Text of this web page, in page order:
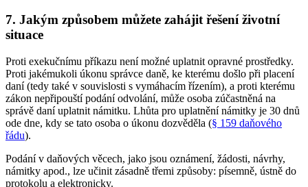
7. Jakým způsobem můžete zahájit řešení životní
situace
Proti exekučnímu příkazu není možné uplatnit opravné prostředky.
Proti jakémukoli úkonu správce daně, ke kterému došlo při placení
daní (tedy také v souvislosti s vymáhacím řízením), a proti kterému
zákon nepřipouští podání odvolání, může osoba zúčastněná na
správě daní uplatnit námitku. Lhůta pro uplatnění námitky je 30 dnů
ode dne, kdy se tato osoba o úkonu dozvěděla (§ 159 daňového
řádu).
Podání v daňových věcech, jako jsou oznámení, žádosti, návrhy,
námitky apod., lze učinit zásadně třemi způsoby: písemně, ústně do
protokolu a elektronicky.